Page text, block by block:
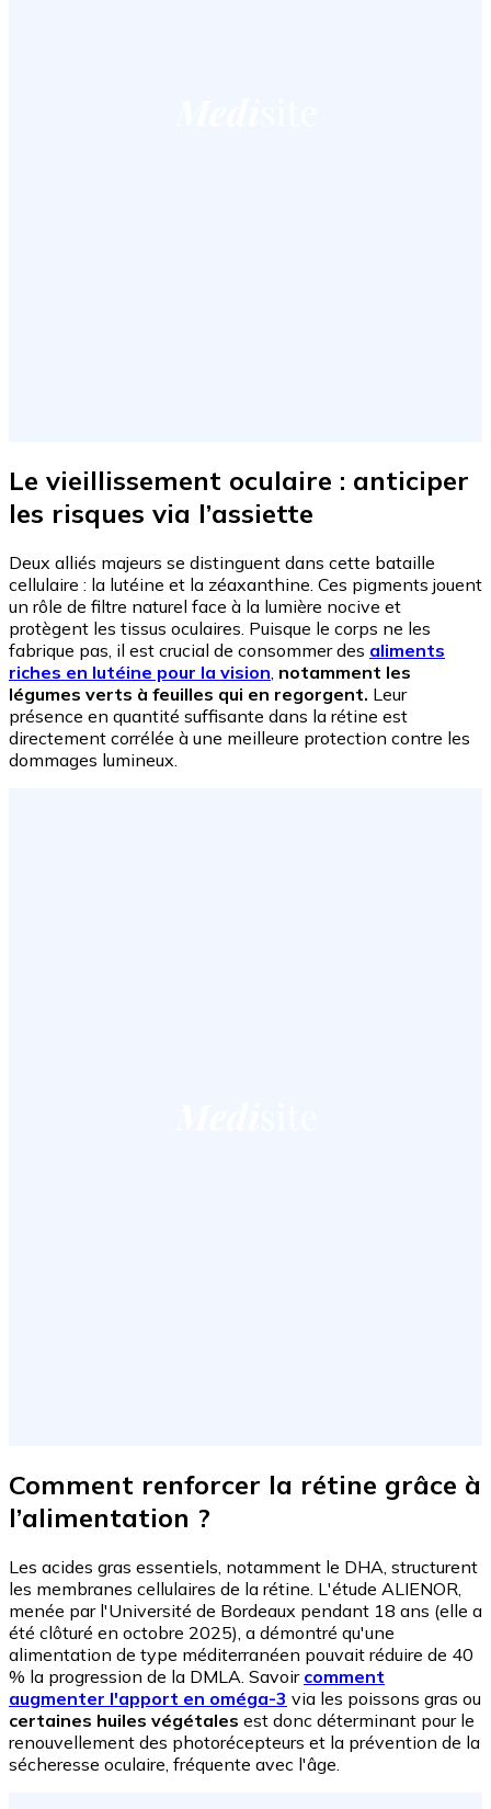
Le vieillissement oculaire : anticiper
les risques via l’assiette
Deux alliés majeurs se distinguent dans cette bataille
cellulaire : la lutéine et la zéaxanthine. Ces pigments jouent
un rôle de filtre naturel face à la lumière nocive et
protègent les tissus oculaires. Puisque le corps ne les
fabrique pas, il est crucial de consommer des aliments
riches en lutéine pour la vision, notamment les
légumes verts à feuilles qui en regorgent. Leur
présence en quantité suffisante dans la rétine est
directement corrélée à une meilleure protection contre les
dommages lumineux.
Comment renforcer la rétine grâce à
l’alimentation ?
Les acides gras essentiels, notamment le DHA, structurent
les membranes cellulaires de la rétine. L'étude ALIENOR,
menée par l'Université de Bordeaux pendant 18 ans (elle a
été clôturé en octobre 2025), a démontré qu'une
alimentation de type méditerranéen pouvait réduire de 40
% la progression de la DMLA. Savoir comment
augmenter l'apport en oméga-3 via les poissons gras ou
certaines huiles végétales est donc déterminant pour le
renouvellement des photorécepteurs et la prévention de la
sécheresse oculaire, fréquente avec l'âge.